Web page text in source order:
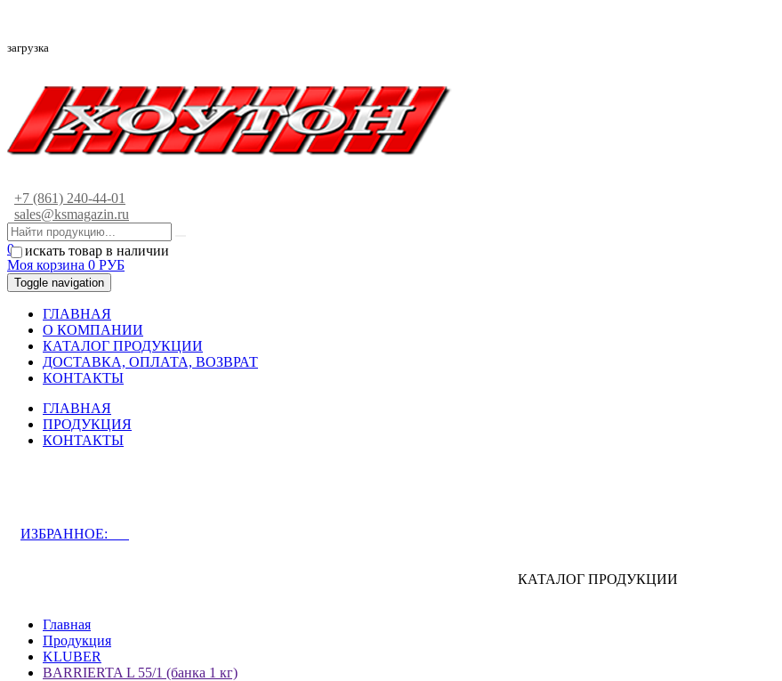
загрузка
+7 (861) 240-44-01
sales@ksmagazin.ru
искать товар в наличии
0
Моя корзина 0 РУБ
Toggle navigation
ГЛАВНАЯ
О КОМПАНИИ
КАТАЛОГ ПРОДУКЦИИ
ДОСТАВКА, ОПЛАТА, ВОЗВРАТ
КОНТАКТЫ
ГЛАВНАЯ
ПРОДУКЦИЯ
КОНТАКТЫ
ИЗБРАННОЕ:
КАТАЛОГ ПРОДУКЦИИ
Главная
Продукция
KLUBER
BARRIERTA L 55/1 (банка 1 кг)